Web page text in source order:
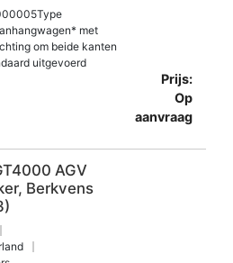
met
om beide kanten
uitgevoerd
Prijs:
Op
aanvraag
AGV
Berkvens